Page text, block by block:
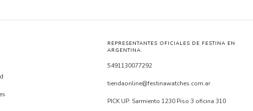
REPRESENTANTES OFICIALES DE FESTINA EN
ARGENTINA.
5491130077292
tiendaonline@festinawatches.com.ar
PICK UP: Sarmiento 1230 Piso 3 oficina 310